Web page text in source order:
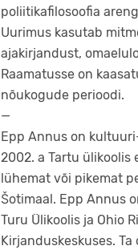
poliitikafilosoofia
Uurimus kasutab
ajakirjandust,
Raamatusse on
nõukogude perioodi.
—
Epp Annus on
2002. a Tartu ülikoolis
lühemat või pikemat
Šotimaal. Epp Annus
Turu Ülikoolis ja Ohio
Kirjanduskeskuses.